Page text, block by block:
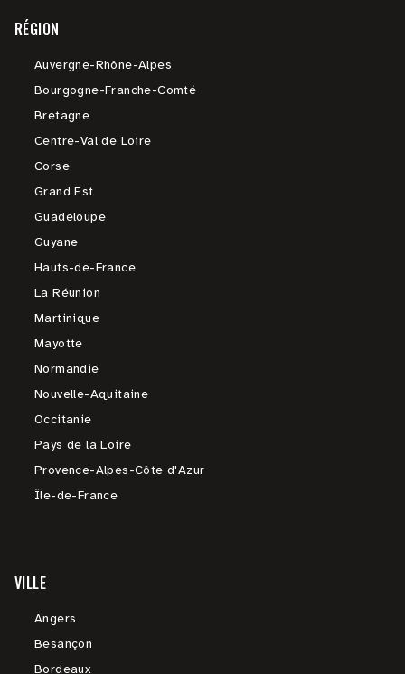
RÉGION
Auvergne-Rhône-Alpes
Bourgogne-Franche-Comté
Bretagne
Centre-Val de Loire
Corse
Grand Est
Guadeloupe
Guyane
Hauts-de-France
La Réunion
Martinique
Mayotte
Normandie
Nouvelle-Aquitaine
Occitanie
Pays de la Loire
Provence-Alpes-Côte d'Azur
Île-de-France
VILLE
Angers
Besançon
Bordeaux